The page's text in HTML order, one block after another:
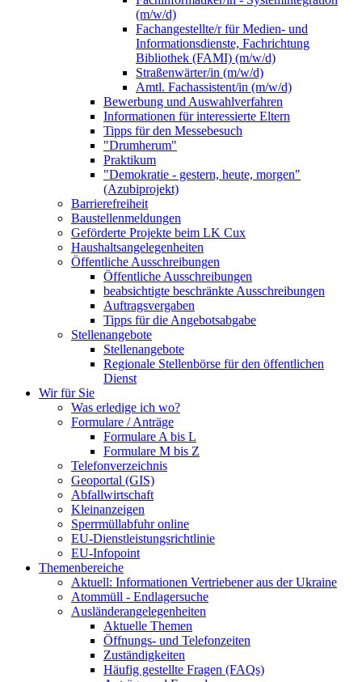
(m/w/d)
Fachangestellte/r für Medien- und
Informationsdienste, Fachrichtung
Bibliothek (FAMI) (m/w/d)
Straßenwärter/in (m/w/d)
Amtl. Fachassistent/in (m/w/d)
Bewerbung und Auswahlverfahren
Informationen für interessierte Eltern
Tipps für den Messebesuch
"Drumherum"
Praktikum
"Demokratie - gestern, heute, morgen"
(Azubiprojekt)
Barrierefreiheit
Baustellenmeldungen
Geförderte Projekte beim LK Cux
Haushaltsangelegenheiten
Öffentliche Ausschreibungen
Öffentliche Ausschreibungen
beabsichtigte beschränkte Ausschreibungen
Auftragsvergaben
Tipps für die Angebotsabgabe
Stellenangebote
Stellenangebote
Regionale Stellenbörse für den öffentlichen
Dienst
Wir für Sie
Was erledige ich wo?
Formulare / Anträge
Formulare A bis L
Formulare M bis Z
Telefonverzeichnis
Geoportal (GIS)
Abfallwirtschaft
Kleinanzeigen
Sperrmüllabfuhr online
EU-Dienstleistungsrichtlinie
EU-Infopoint
Themenbereiche
Aktuell: Informationen Vertriebener aus der Ukraine
Atommüll - Endlagersuche
Ausländerangelegenheiten
Aktuelle Themen
Öffnungs- und Telefonzeiten
Zuständigkeiten
Häufig gestellte Fragen (FAQs)